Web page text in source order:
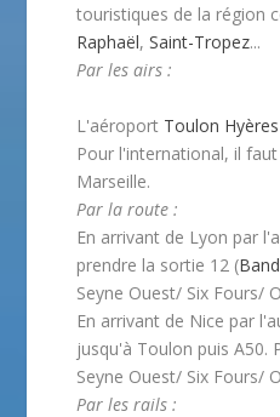
touristiques de la région
Raphaël, Saint-Tropez...
Par les airs :
L'aéroport Toulon Hyères
Pour l'international, il
Marseille.
Par la route :
En arrivant de Lyon par
prendre la sortie 12 (
Seyne Ouest/ Six Fours/
En arrivant de Nice par
jusqu'à Toulon puis A50.
Seyne Ouest/ Six Fours/
Par les rails :